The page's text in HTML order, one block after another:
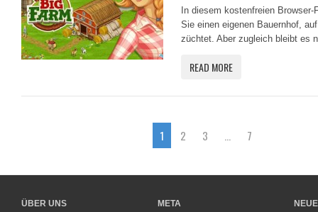
In diesem kostenfreien
Sie einen eigenen Bauernhof,
züchtet. Aber zugleich bleibt es
READ MORE
1 2 3 7
ÜBER UNS META